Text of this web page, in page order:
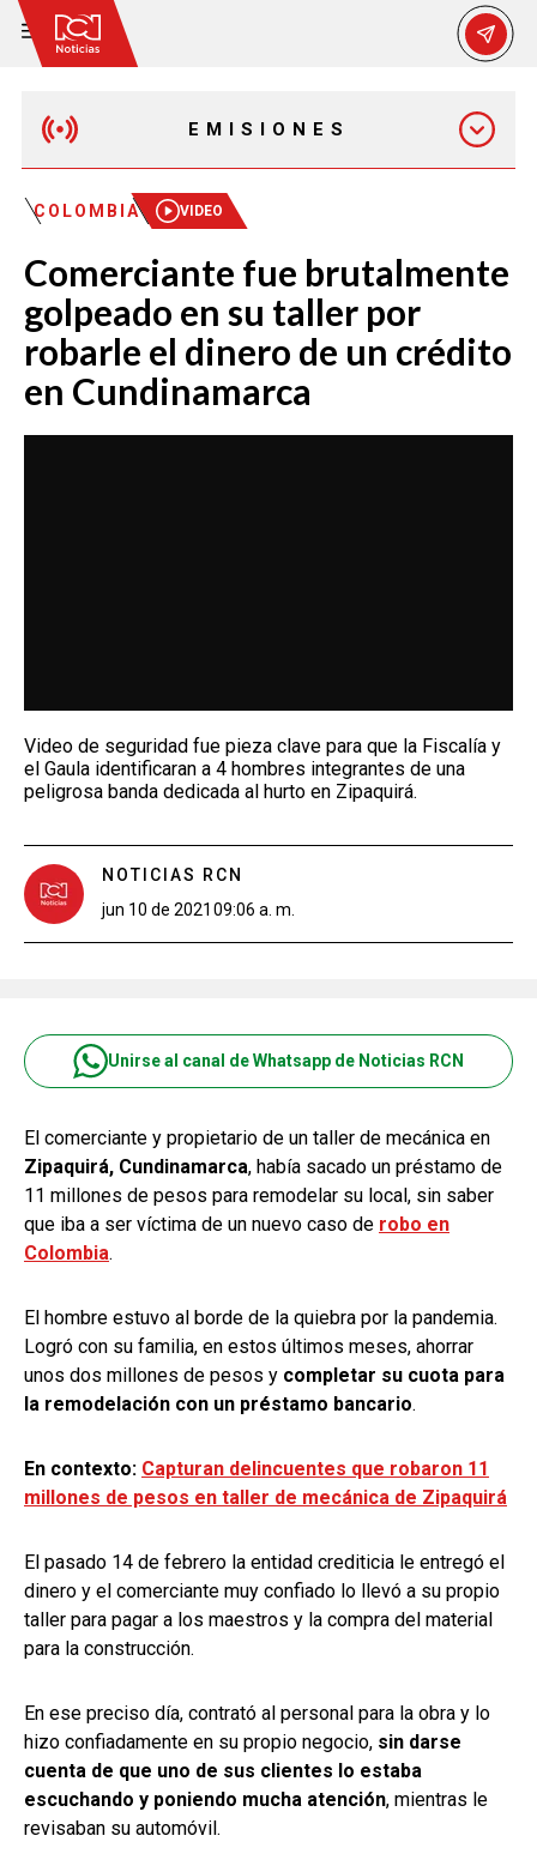
EMISIONES
MAÑANA EXPRESS
EMISIÓN 12:30 PM
EMISIÓN 7:00 PM
EMISIÓN 11:30 PM
COLOMBIA VIDEO
Comerciante fue brutalmente
golpeado en su taller por
robarle el dinero de un crédito
en Cundinamarca
Video de seguridad fue pieza clave para que la Fiscalía y
el Gaula identificaran a 4 hombres integrantes de una
peligrosa banda dedicada al hurto en Zipaquirá.
NOTICIAS RCN
jun 10 de 2021 09:06 a. m.
Unirse al canal de Whatsapp de Noticias RCN
El comerciante y propietario de un taller de mecánica en
Zipaquirá, Cundinamarca, había sacado un préstamo de
11 millones de pesos para remodelar su local, sin saber
que iba a ser víctima de un nuevo caso de robo en
Colombia.
El hombre estuvo al borde de la quiebra por la pandemia.
Logró con su familia, en estos últimos meses, ahorrar
unos dos millones de pesos y completar su cuota para
la remodelación con un préstamo bancario.
En contexto: Capturan delincuentes que robaron 11
millones de pesos en taller de mecánica de Zipaquirá
El pasado 14 de febrero la entidad crediticia le entregó el
dinero y el comerciante muy confiado lo llevó a su propio
taller para pagar a los maestros y la compra del material
para la construcción.
En ese preciso día, contrató al personal para la obra y lo
hizo confiadamente en su propio negocio, sin darse
cuenta de que uno de sus clientes lo estaba
escuchando y poniendo mucha atención, mientras le
revisaban su automóvil.